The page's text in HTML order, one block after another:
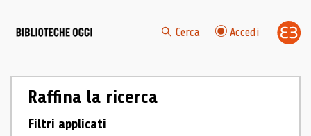
Cerca Accedi
Raffina la ricerca
Filtri applicati